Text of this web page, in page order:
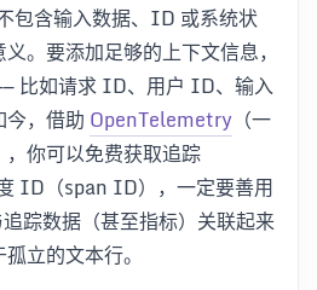
包含输入数据、ID 或系统状
。要添加足够的上下文信息，
比如请求 ID、用户 ID、输入
，借助 OpenTelemetry （一
你可以免费获取追踪
ID（span ID），一定要善用
踪数据（甚至指标）关联起来
立的文本行。